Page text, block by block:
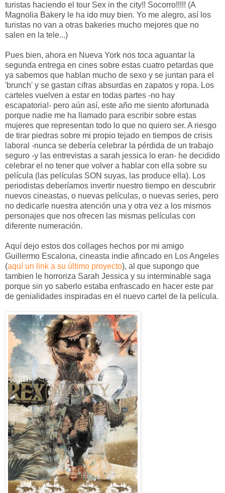
turistas haciendo el tour Sex in the city!! Socorro!!!!! (A
Magnolia Bakery le ha ido muy bien. Yo me alegro, así los
turistas no van a otras bakeries mucho mejores que no
salen en la tele...)
Pues bien, ahora en Nueva York nos toca aguantar la
segunda entrega en cines sobre estas cuatro petardas que
ya sabemos que hablan mucho de sexo y se juntan para el
'brunch' y se gastan cifras absurdas en zapatos y ropa. Los
carteles vuelven a estar en todas partes -no hay
escapatoria!- pero aún así, este año me siento afortunada
porque nadie me ha llamado para escribir sobre estas
mujeres que representan todo lo que no quiero ser. A riesgo
de tirar piedras sobre mi propio tejado en tiempos de crisis
laboral -nunca se debería celebrar la pérdida de un trabajo
seguro -y las entrevistas a sarah jessica lo eran- he decidido
celebrar el no tener que volver a hablar con ella sobre su
película (las películas SON suyas, las produce ella). Los
periodistas deberíamos invertir nuestro tiempo en descubrir
nuevos cineastas, o nuevas películas, o nuevas series, pero
no dedicarle nuestra atención una y otra vez a los mismos
personajes que nos ofrecen las mismas películas con
diferente numeración.
Aquí dejo estos dos collages hechos por mi amigo
Guillermo Escalona, cineasta indie afincado en Los Angeles
(aquí un link a su último proyecto), al que supongo que
tambien le horroriza Sarah Jessica y su interminable saga
porque sin yo saberlo estaba enfrascado en hacer este par
de genialidades inspiradas en el nuevo cartel de la película.